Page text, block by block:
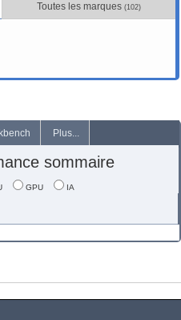
Toutes les marques (102)
Plus...
sommaire
GPU IA